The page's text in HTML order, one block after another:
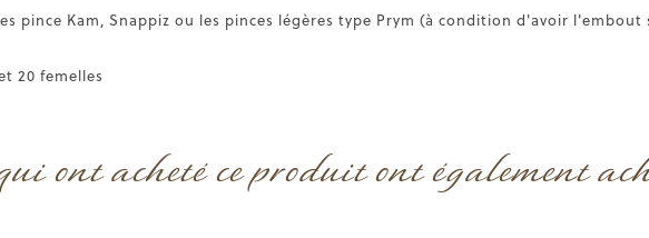
pince Kam, Snappiz ou les pinces légères type Prym (à condition d'avoir
20 femelles
ont acheté ce produit ont également